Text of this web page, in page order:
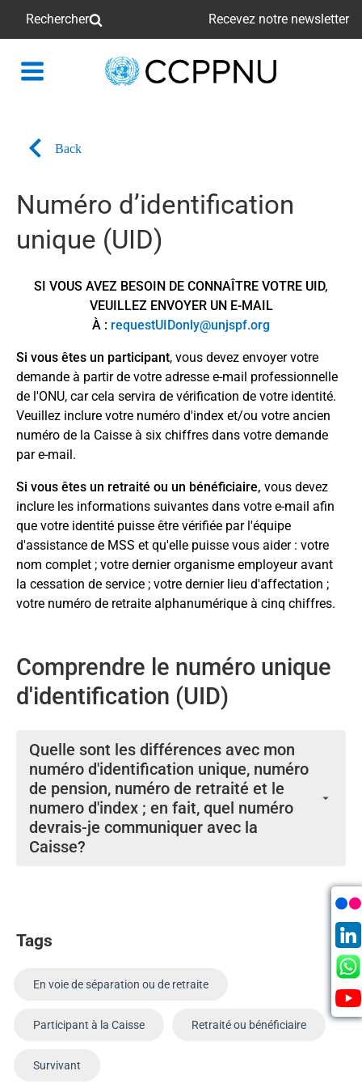
Rechercher Recevez notre newsletter
retour
Back
Numéro d’identification
unique (UID)
SI VOUS AVEZ BESOIN DE CONNAÎTRE VOTRE UID,
VEUILLEZ ENVOYER UN E-MAIL
À : requestUIDonly@unjspf.org
Si vous êtes un participant, vous devez envoyer votre
demande à partir de votre adresse e-mail professionnelle
de l'ONU, car cela servira de vérification de votre identité.
Veuillez inclure votre numéro d'index et/ou votre ancien
numéro de la Caisse à six chiffres dans votre demande
par e-mail.
Si vous êtes un retraité ou un bénéficiaire, vous devez
inclure les informations suivantes dans votre e-mail afin
que votre identité puisse être vérifiée par l'équipe
d'assistance de MSS et qu'elle puisse vous aider : votre
nom complet ; votre dernier organisme employeur avant
la cessation de service ; votre dernier lieu d'affectation ;
votre numéro de retraite alphanumérique à cinq chiffres.
Comprendre le numéro unique
d'identification (UID)
Quelle sont les différences avec mon
numéro d'identification unique, numéro
de pension, numéro de retraité et le
numero d'index ; en fait, quel numéro
devrais-je communiquer avec la
Caisse?
d’émettre un «Numéro de Pension» à six chiffres pour
alphanumérique à cinq chiffres pour chaque retraité
ou bénéficiaire.
En août 2015, avec la mise en œuvre du nouveau
base de données de la Caisse, à savoir les
vus attribuer un nouveau Numéro d’Identification
Tags
En voie de séparation ou de retraite
Participant à la Caisse Retraité ou bénéficiaire
Survivant